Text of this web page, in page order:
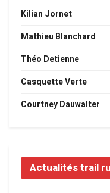
Kilian Jornet
Mathieu Blanchard
Théo Detienne
Casquette Verte
Courtney Dauwalter
Actualités trail